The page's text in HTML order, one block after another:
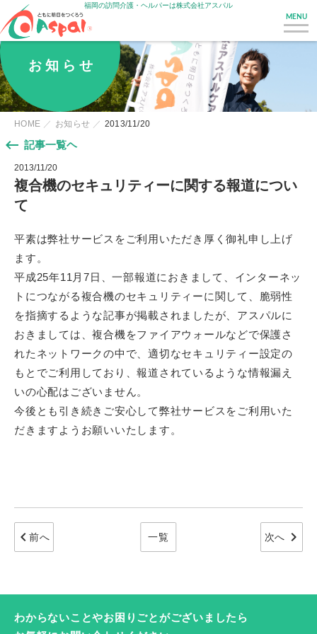
福岡の訪問介護・ヘルパーは株式会社アスパル
MENU
お 知 ら せ
HOME お知らせ 2013/11/20
keyboard_backspace 記事一覧ヘ
2013/11/20
複合機のセキュリティーに関する報道につい
て
平素は弊社サービスをご利用いただき厚く御礼申し上げ
ます。
平成25年11月7日、一部報道におきまして、インターネッ
トにつながる複合機のセキュリティーに関して、脆弱性
を指摘するような記事が掲載されましたが、アスパルに
おきましては、複合機をファイアウォールなどで保護さ
れたネットワークの中で、適切なセキュリティー設定の
もとでご利用しており、報道されているような情報漏え
いの心配はございません。
今後とも引き続きご安心して弊社サービスをご利用いた
だきますようお願いいたします。
chevron_left前へ 一覧 次へ chevron_right
わからないことやお困りごとがございましたら